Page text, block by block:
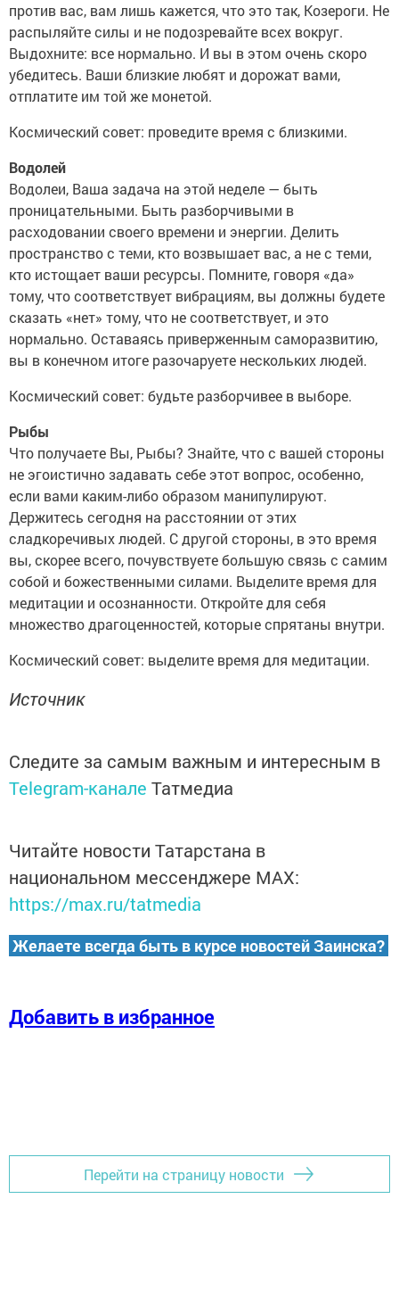
против вас, вам лишь кажется, что это так, Козероги. Не
распыляйте силы и не подозревайте всех вокруг.
Выдохните: все нормально. И вы в этом очень скоро
убедитесь. Ваши близкие любят и дорожат вами,
отплатите им той же монетой.
Космический совет: проведите время с близкими.
Водолей
Водолеи, Ваша задача на этой неделе — быть
проницательными. Быть разборчивыми в
расходовании своего времени и энергии. Делить
пространство с теми, кто возвышает вас, а не с теми,
кто истощает ваши ресурсы. Помните, говоря «да»
тому, что соответствует вибрациям, вы должны будете
сказать «нет» тому, что не соответствует, и это
нормально. Оставаясь приверженным саморазвитию,
вы в конечном итоге разочаруете нескольких людей.
Космический совет: будьте разборчивее в выборе.
Рыбы
Что получаете Вы, Рыбы? Знайте, что с вашей стороны
не эгоистично задавать себе этот вопрос, особенно,
если вами каким-либо образом манипулируют.
Держитесь сегодня на расстоянии от этих
сладкоречивых людей. С другой стороны, в это время
вы, скорее всего, почувствуете большую связь с самим
собой и божественными силами. Выделите время для
медитации и осознанности. Откройте для себя
множество драгоценностей, которые спрятаны внутри.
Космический совет: выделите время для медитации.
Источник
Следите за самым важным и интересным в
Telegram-канале Татмедиа
Читайте новости Татарстана в
национальном мессенджере MАХ:
https://max.ru/tatmedia
Желаете всегда быть в курсе новостей Заинска?
Добавить в избранное
Перейти на страницу новости